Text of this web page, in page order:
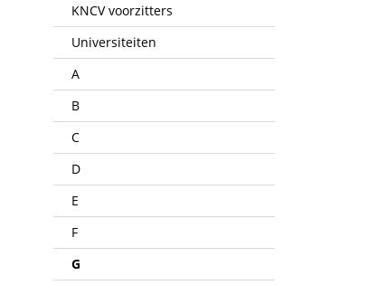
KNCV voorzitters
Universiteiten
A
B
C
D
E
F
G